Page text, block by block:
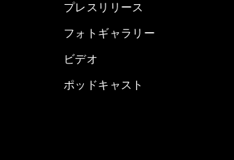
プレスリリース
フォトギャラリー
ビデオ
ポッドキャスト